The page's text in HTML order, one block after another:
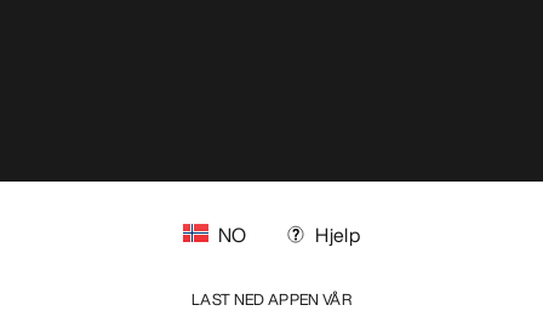
NO Hjelp
LAST NED APPEN VÅR